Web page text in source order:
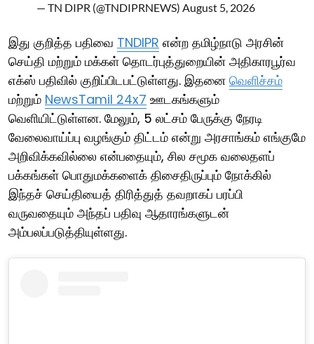
— TN DIPR (@TNDIPRNEWS) August 5, 2026
இது குறித்த பதிவை TNDIPR என்ற தமிழ்நாடு அரசின்
செய்தி மற்றும் மக்கள் தொடர்புத்துறையின் அதிகாரபூர்வ
எக்ஸ் பதிவில் குறிப்பிடபட்டுள்ளது. இதனை வெளிச்சம்
மற்றும் NewsTamil 24x7 ஊடகங்களும்
வெளியிட்டுள்ளன. மேலும், 5 லட்சம் பேருக்கு நேரடி
வேலைவாய்ப்பு வழங்கும் திட்டம் என்று அரசாங்கம் எங்குமே
அறிவிக்கவில்லை என்பதையும், சில சமூக வலைதளப்
பக்கங்கள் பொதுமக்களைக் திசைதிருப்பும் நோக்கில்
இந்தச் செய்தியைத் திரித்துத் தவறாகப் பரப்பி
வருவதையும் அந்தப் பதிவு ஆதாரங்களுடன்
அம்பலப்படுத்தியுள்ளது.